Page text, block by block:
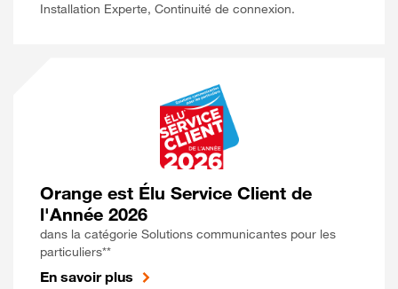
Installation Experte, Continuité de connexion.
Orange est Élu Service Client de
l'Année 2026
dans la catégorie Solutions communicantes pour les
particuliers**
En savoir plus